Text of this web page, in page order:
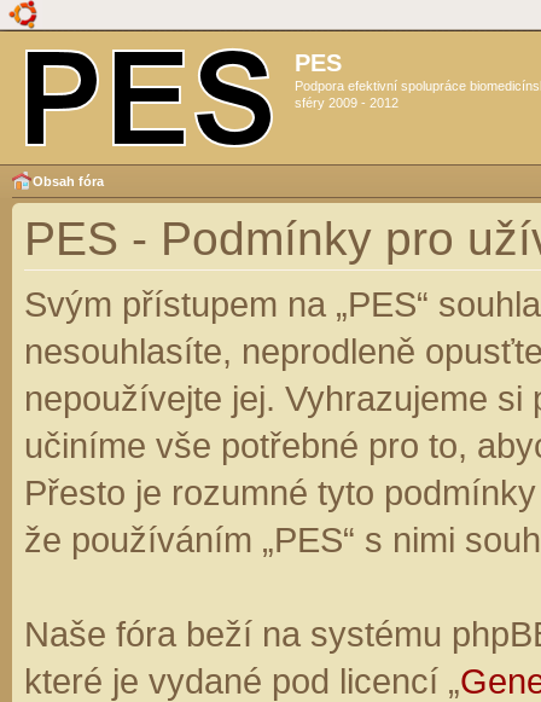
PES
Podpora efektivní spolupráce
sféry 2009 - 2012
Obsah fóra
PES - Podmínky pro
Svým přístupem na „PES“
nesouhlasíte, neprodleně
nepoužívejte jej. Vyhrazujeme
učiníme vše potřebné pro to,
Přesto je rozumné tyto
že používáním „PES“ s nimi
Naše fóra beží na systému
které je vydané pod licencí „